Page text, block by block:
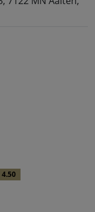
4.50